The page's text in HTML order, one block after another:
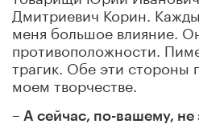
Дмитриевич Корин.
меня большое влияние.
противоположности.
трагик. Обе эти стороны
моем творчестве.
– А сейчас, по-вашему, не